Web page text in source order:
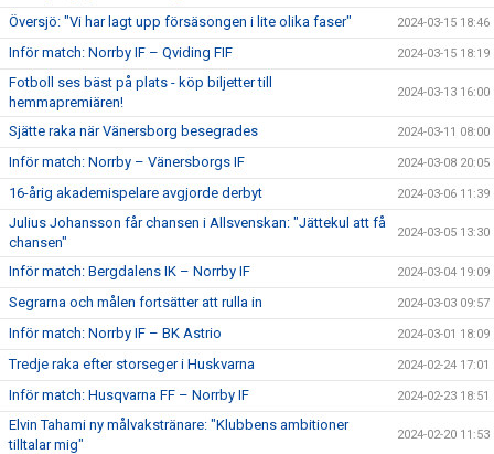
Översjö: "Vi har lagt upp försäsongen i lite olika faser" 2024-03-15 18:46
Inför match: Norrby IF – Qviding FIF 2024-03-15 18:19
Fotboll ses bäst på plats - köp biljetter till
hemmapremiären!
2024-03-13 16:00
Sjätte raka när Vänersborg besegrades 2024-03-11 08:00
Inför match: Norrby – Vänersborgs IF 2024-03-08 20:05
16-årig akademispelare avgjorde derbyt 2024-03-06 11:39
Julius Johansson får chansen i Allsvenskan: "Jättekul att få
chansen"
2024-03-05 13:30
Inför match: Bergdalens IK – Norrby IF 2024-03-04 19:09
Segrarna och målen fortsätter att rulla in 2024-03-03 09:57
Inför match: Norrby IF – BK Astrio 2024-03-01 18:09
Tredje raka efter storseger i Huskvarna 2024-02-24 17:01
Inför match: Husqvarna FF – Norrby IF 2024-02-23 18:51
Elvin Tahami ny målvakstränare: "Klubbens ambitioner
tilltalar mig"
2024-02-20 11:53